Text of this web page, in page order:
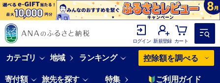
ログイン 新規登録 カート
カテゴリ 地域 ランキング 控除額を調べる
寄付額 旅先を探す 特集 ご利用ガイド